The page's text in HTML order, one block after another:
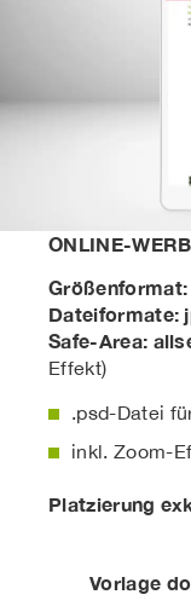
ONLINE-
Größenformat:
Dateiformate:
Safe-Area:
Effekt)
.psd-Datei
inkl. Zoom-
Platzierung
Vorlage